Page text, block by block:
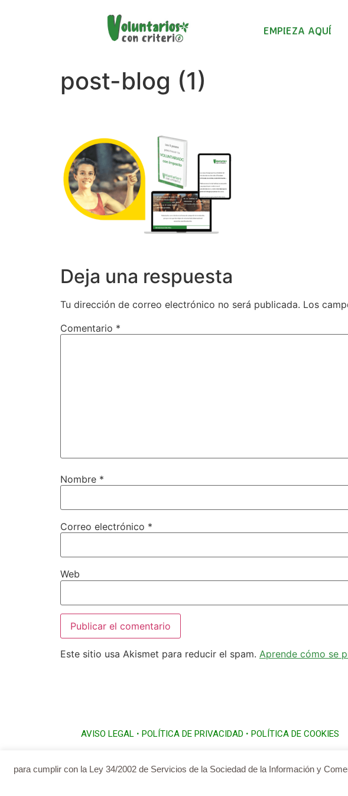
EMPIEZA AQUÍ
post-blog (1)
Deja una respuesta
Tu dirección de correo electrónico no será publicada. Los
Comentario *
Nombre *
Correo electrónico *
Web
Este sitio usa Akismet para reducir el spam. Aprende cómo se
AVISO LEGAL • POLÍTICA DE PRIVACIDAD •POLÍTICA DE COOKIES
Voluntarios con criterio es un proyecto
para cumplir con la Ley 34/2002 de Servicios de la Sociedad de la Información y